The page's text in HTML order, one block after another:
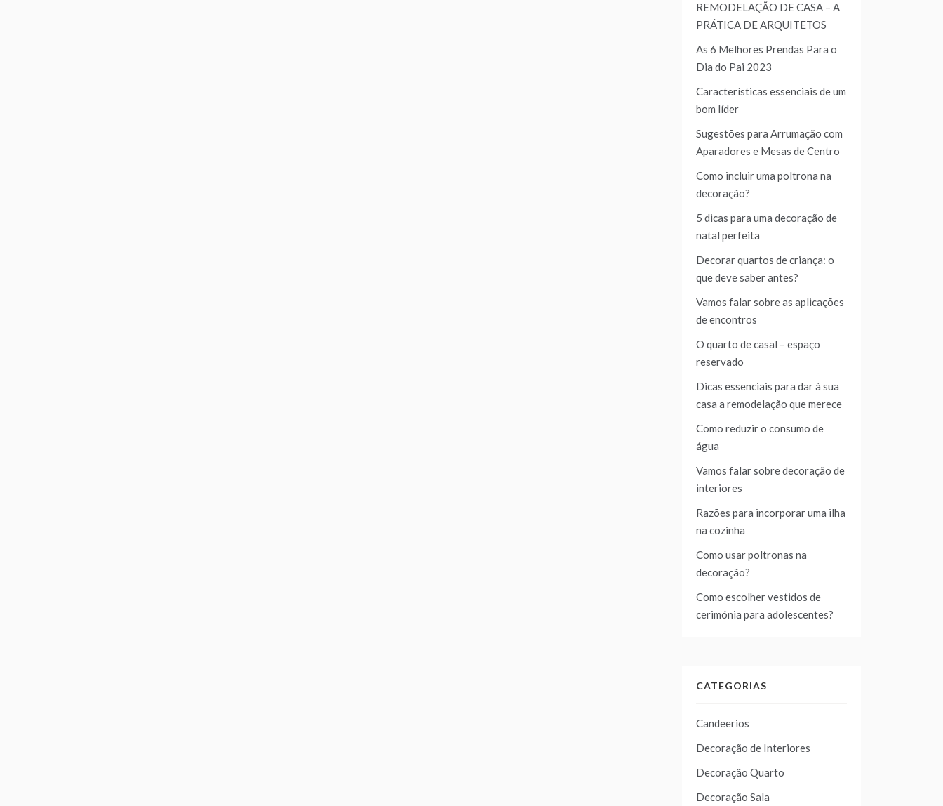
REMODELAÇÃO DE CASA – A
PRÁTICA DE ARQUITETOS
As 6 Melhores Prendas Para o
Dia do Pai 2023
Características essenciais de um
bom líder
Sugestões para Arrumação com
Aparadores e Mesas de Centro
Como incluir uma poltrona na
decoração?
5 dicas para uma decoração de
natal perfeita
Decorar quartos de criança: o
que deve saber antes?
Vamos falar sobre as aplicações
de encontros
O quarto de casal – espaço
reservado
Dicas essenciais para dar à sua
casa a remodelação que merece
Como reduzir o consumo de
água
Vamos falar sobre decoração de
interiores
Razões para incorporar uma ilha
na cozinha
Como usar poltronas na
decoração?
Como escolher vestidos de
cerimónia para adolescentes?
CATEGORIAS
Candeerios
Decoração de Interiores
Decoração Quarto
Decoração Sala